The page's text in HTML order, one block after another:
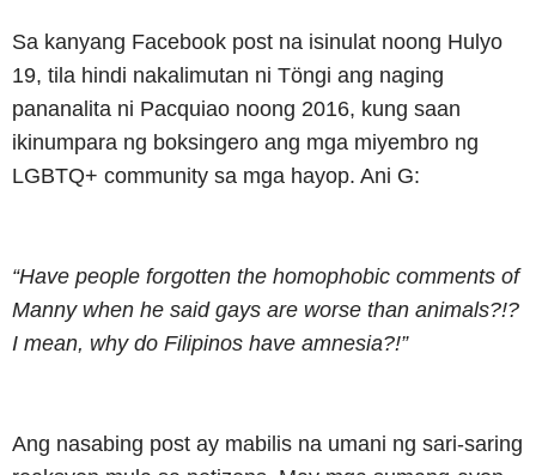
Sa kanyang Facebook post na isinulat noong Hulyo
19, tila hindi nakalimutan ni Töngi ang naging
pananalita ni Pacquiao noong 2016, kung saan
ikinumpara ng boksingero ang mga miyembro ng
LGBTQ+ community sa mga hayop. Ani G:
“Have people forgotten the homophobic comments of
Manny when he said gays are worse than animals?!?
I mean, why do Filipinos have amnesia?!”
Ang nasabing post ay mabilis na umani ng sari-saring